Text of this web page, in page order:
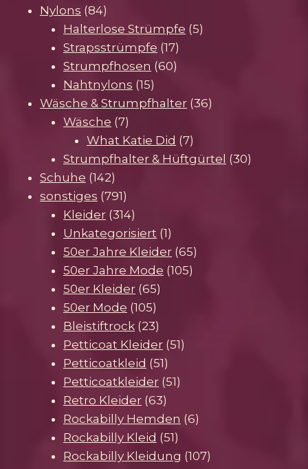
Nylons 8484
Produkte
Halterlose Strümpfe 55
Strapsstrümpfe 1717
Produkte
Strumpfhosen 6060
Nahtnylons 1515
Produkte
Wäsche & Strumpfhalter 3636
Wäsche 77
Produkte
What Katie Did 77
Produkte
Strumpfhalter & Hüftgürtel 3030
Schuhe 142142
Produkte
sonstiges 791791
Produkte
Kleider 314314
Produkte
Unkategorisiert 11
Produkt
50er Jahre Kleider 6565
50er Jahre Mode 105105
50er Kleider 6565
50er Mode 105105
Produkte
Bleistiftrock 2323
Produkte
Petticoat Kleider 5151
Petticoatkleid 5151
Produkte
Petticoatkleider 5151
Retro Kleider 6363
Produkte
Rockabilly Hemden 66
Rockabilly Kleid 5151
Produkte
Rockabilly Kleidung 107107